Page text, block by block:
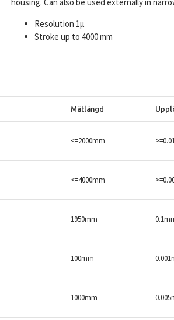
Resolution 1µ
Stroke up to 4000 mm
Mätlängd
<=2000mm
<=4000mm
1950mm
100mm
1000mm